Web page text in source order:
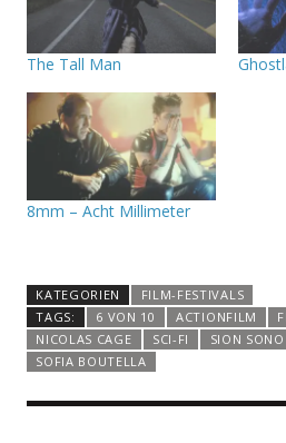
The Tall Man
8mm – Acht Millimeter
KATEGORIEN
FILM-FESTIVALS
TAGS:
6 VON 10 ACTIONFILM
NICOLAS CAGE
SCI-FI SION SONO
SOFIA BOUTELLA